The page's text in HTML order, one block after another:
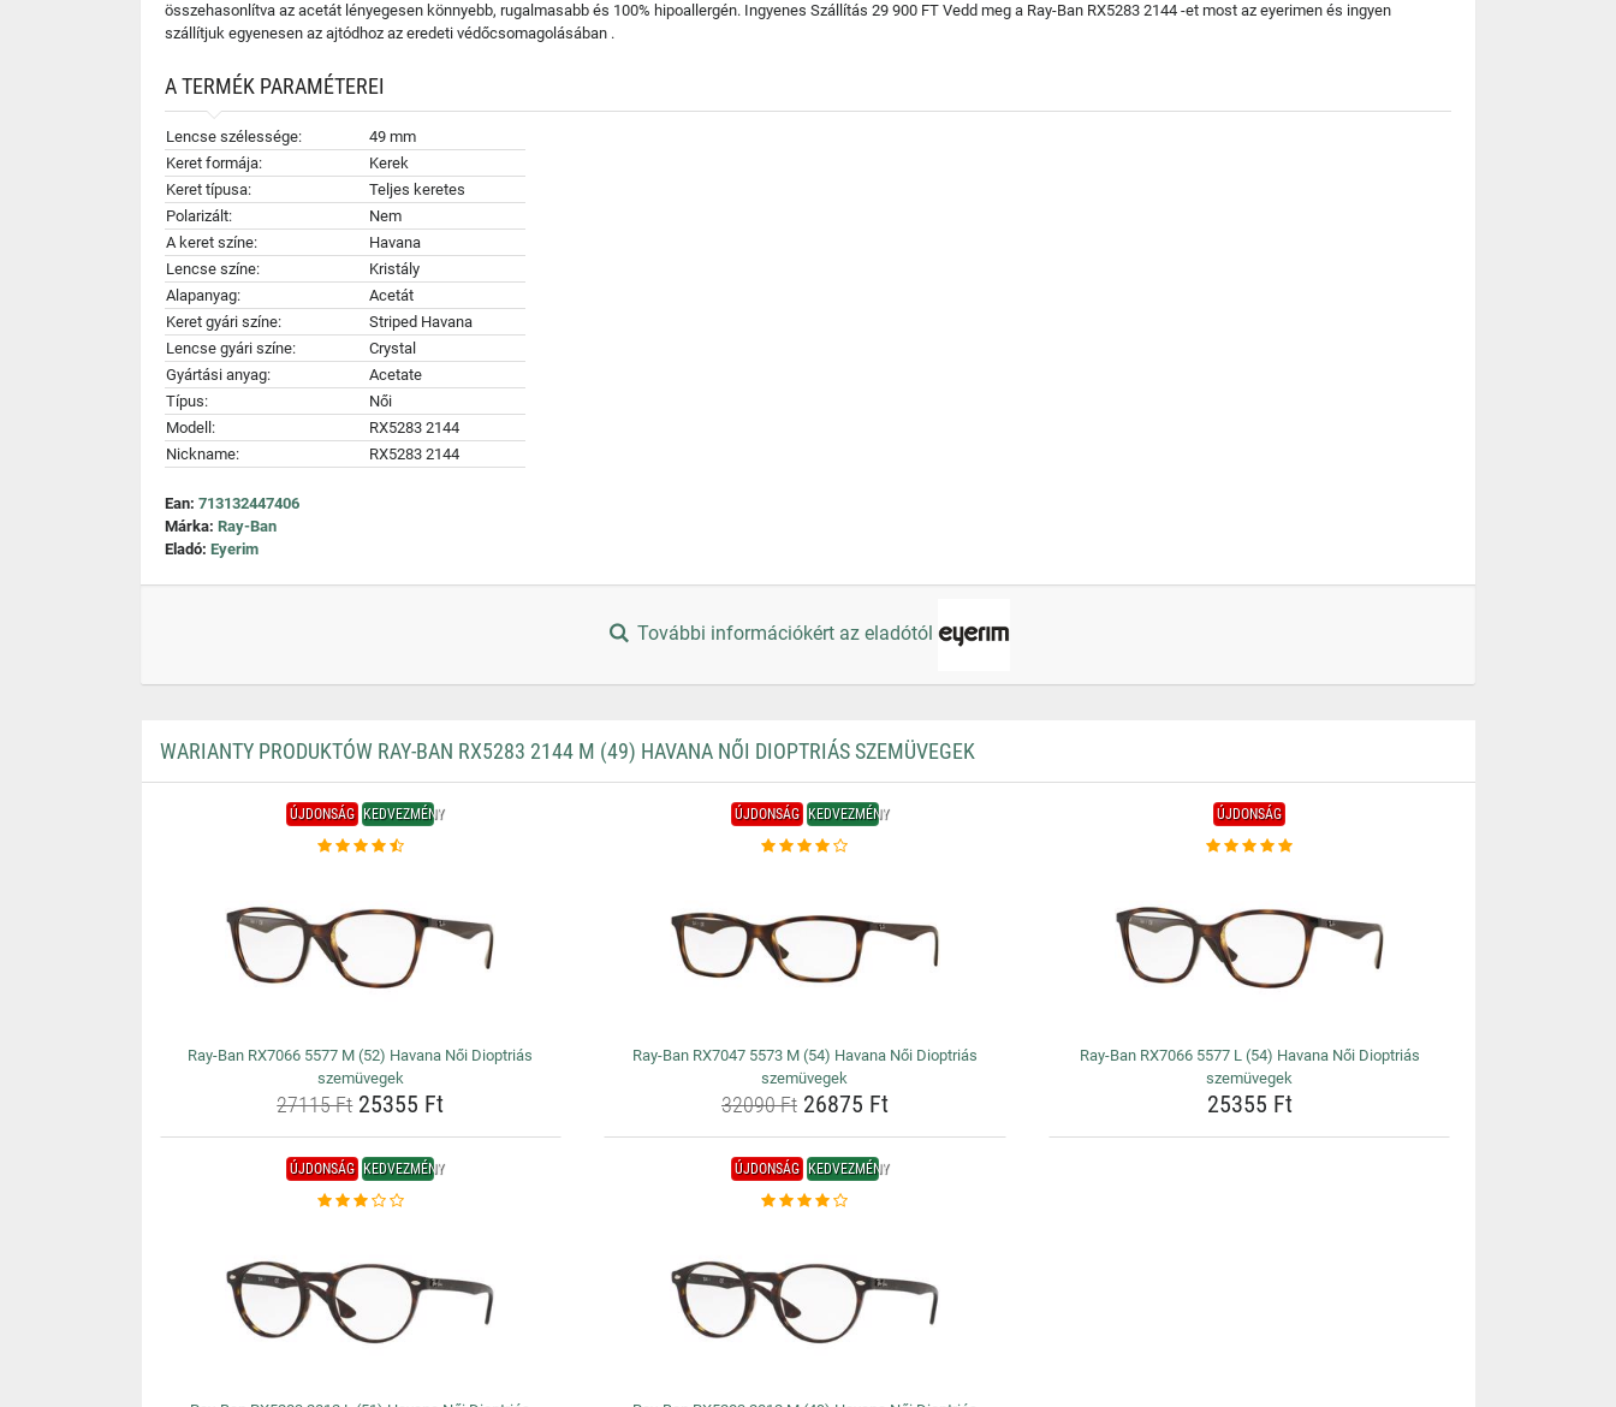
összehasonlítva az acetát lényegesen könnyebb, rugalmasabb és 100% hipoallergén. Ingyenes Szállítás 29 900 FT Vedd meg a Ray-Ban RX5283 2144 -et most az eyerimen és ingyen
szállítjuk egyenesen az ajtódhoz az eredeti védőcsomagolásában .
A TERMÉK PARAMÉTEREI
Lencse szélessége:
49 mm
Keret formája:
Kerek
Keret típusa:
Teljes keretes
Polarizált:
Nem
A keret színe:
Havana
Lencse színe:
Kristály
Alapanyag:
Acetát
Keret gyári színe:
Striped Havana
Lencse gyári színe:
Crystal
Gyártási anyag:
Acetate
Típus:
Női
Modell:
RX5283 2144
Nickname:
RX5283 2144
Ean: 713132447406
Márka: Ray-Ban
Eladó: Eyerim
További információkért az eladótól
WARIANTY PRODUKTÓW RAY-BAN RX5283 2144 M (49) HAVANA NŐI DIOPTRIÁS SZEMÜVEGEK
ÚJDONSÁG KEDVEZMÉNY
Ray-Ban RX7066 5577 M (52) Havana Női Dioptriás
szemüvegek
27115 Ft25355 Ft
ÚJDONSÁG KEDVEZMÉNY
Ray-Ban RX7047 5573 M (54) Havana Női Dioptriás
szemüvegek
32090 Ft26875 Ft
ÚJDONSÁG
Ray-Ban RX7066 5577 L (54) Havana Női Dioptriás
szemüvegek
25355 Ft
ÚJDONSÁG KEDVEZMÉNY ÚJDONSÁG KEDVEZMÉNY